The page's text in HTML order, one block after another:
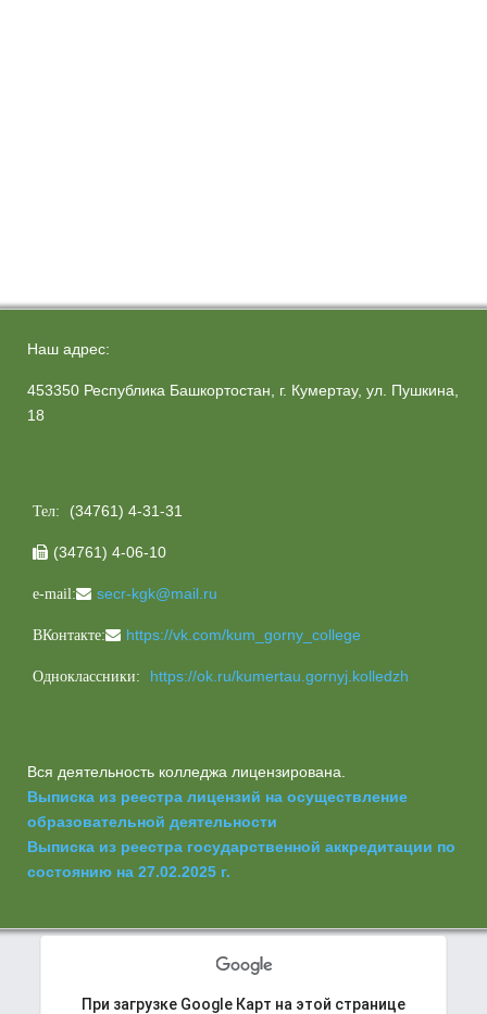
Наш адрес:
453350 Республика Башкортостан, г. Кумертау, ул. Пушкина,
18
Тел: (34761) 4-31-31
 (34761) 4-06-10
e-mail: secr-kgk@mail.ru
ВКонтакте: https://vk.com/kum_gorny_college
Одноклассники: https://ok.ru/kumertau.gornyj.kolledzh
Вся деятельность колледжа лицензирована.
Выписка из реестра лицензий на осуществление
образовательной деятельности
Выписка из реестра государственной аккредитации по
состоянию на 27.02.2025 г.
При загрузке Google Карт на этой странице